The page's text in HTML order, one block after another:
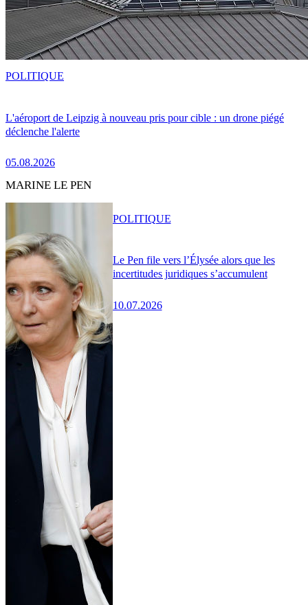
L'aéroport de Leipzig à nouveau pris pour cible : un drone piégé
déclenche l'alerte
05.08.2026
POLITIQUE
MARINE LE PEN
Le Pen file vers l’Élysée alors que les
incertitudes juridiques s’accumulent
10.07.2026
POLITIQUE